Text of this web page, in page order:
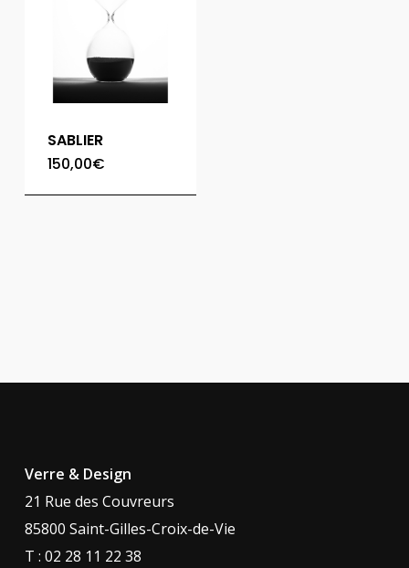
SABLIER
150,00€
Verre & Design
21 Rue des Couvreurs
85800 Saint-Gilles-Croix-de-Vie
T : 02 28 11 22 38